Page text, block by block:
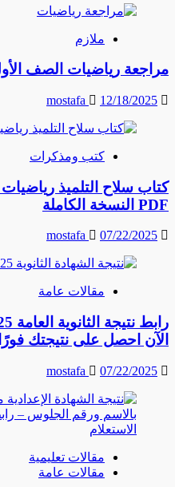
ملازم
مراجعة رياضيات الصف
mostafa 12/18/2025
كتب ومذكرات
PDF النسخة الكاملة
mostafa 07/22/2025
مقالات عامة
الآن احصل على نتيجتك فورًا
mostafa 07/22/2025
مقالات تعليمية
مقالات عامة